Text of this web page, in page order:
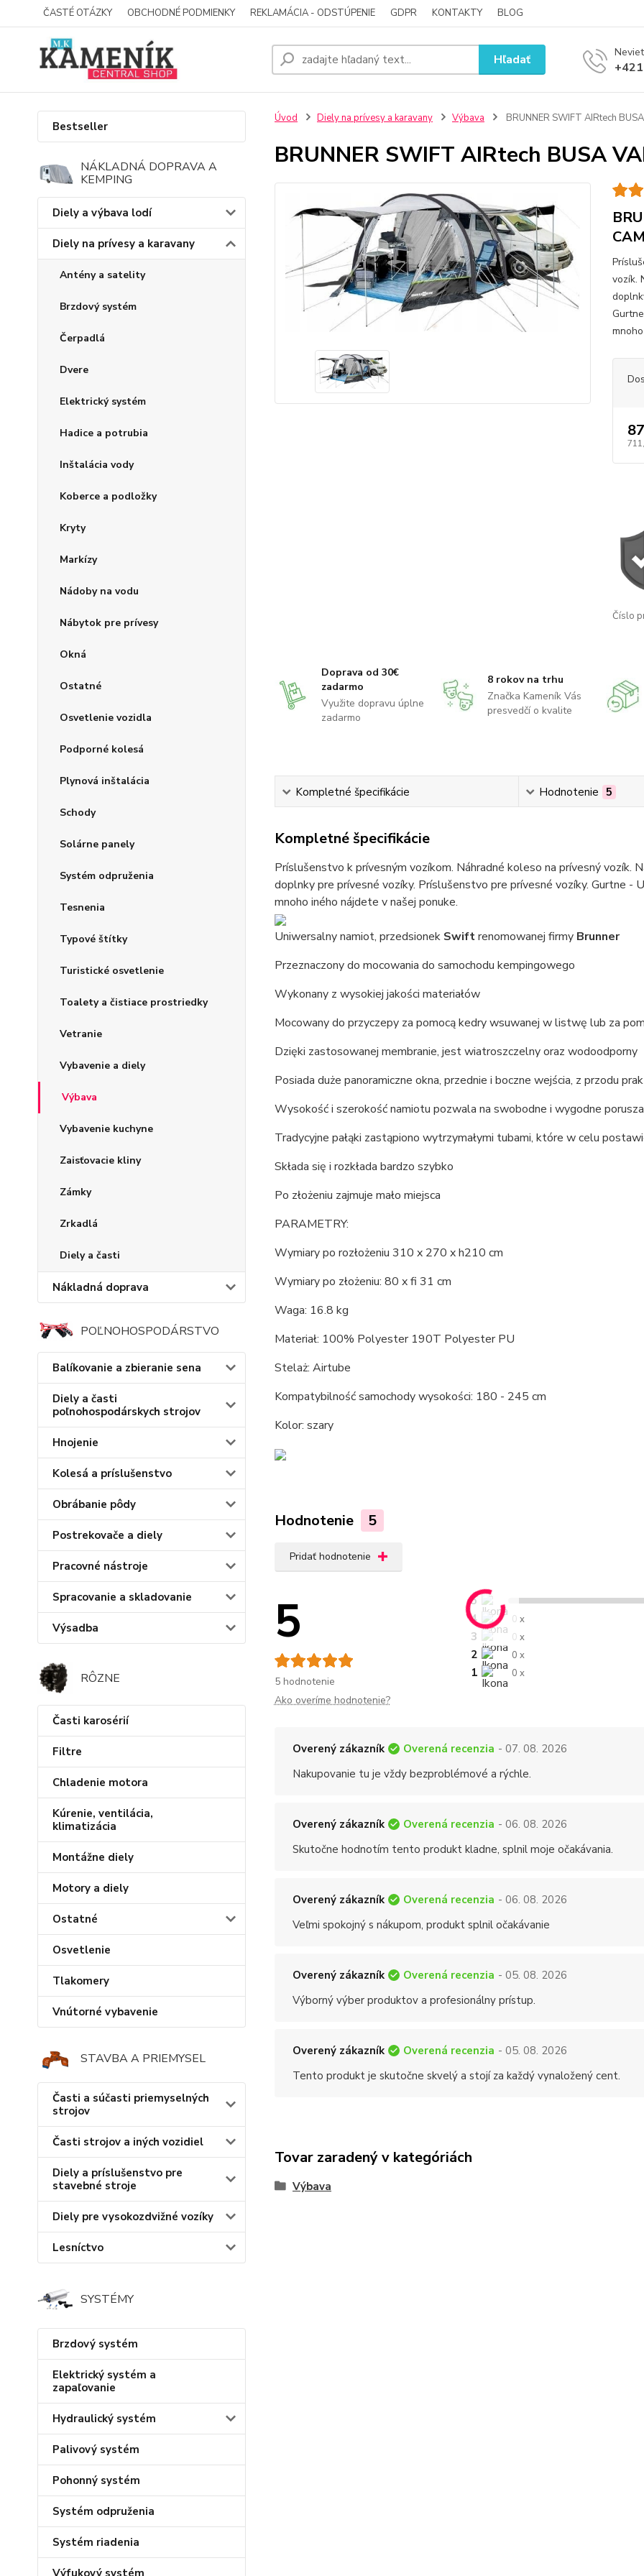
ČASTÉ OTÁZKY OBCHODNÉ PODMIENKY REKLAMÁCIA - ODSTÚPENIE GDPR KONTAKTY BLOG
Hľadať
Bestseller
NÁKLADNÁ DOPRAVA A
KEMPING
Diely a výbava lodí
Diely na prívesy a karavany
Antény a satelity
Brzdový systém
Čerpadlá
Dvere
Elektrický systém
Hadice a potrubia
Inštalácia vody
Koberce a podložky
Kryty
Markízy
Nádoby na vodu
Nábytok pre prívesy
Okná
Ostatné
Osvetlenie vozidla
Podporné kolesá
Plynová inštalácia
Schody
Solárne panely
Systém odpruženia
Tesnenia
Typové štítky
Turistické osvetlenie
Toalety a čistiace prostriedky
Vetranie
Vybavenie a diely
Výbava
Vybavenie kuchyne
Zaisťovacie kliny
Zámky
Zrkadlá
Diely a časti
Nákladná doprava
POĽNOHOSPODÁRSTVO
Balíkovanie a zbieranie sena
Diely a časti
poľnohospodárskych strojov
Hnojenie
Kolesá a príslušenstvo
Obrábanie pôdy
Postrekovače a diely
Pracovné nástroje
Spracovanie a skladovanie
Výsadba
RÔZNE
Časti karosérií
Filtre
Chladenie motora
Kúrenie, ventilácia,
klimatizácia
Montážne diely
Motory a diely
Ostatné
Osvetlenie
Tlakomery
Vnútorné vybavenie
STAVBA A PRIEMYSEL
Časti a súčasti priemyselných
strojov
Časti strojov a iných vozidiel
Diely a príslušenstvo pre
stavebné stroje
Diely pre vysokozdvižné vozíky
Lesníctvo
SYSTÉMY
Brzdový systém
Elektrický systém a
zapaľovanie
Hydraulický systém
Palivový systém
Pohonný systém
Systém odpruženia
Systém riadenia
Úvod Diely na prívesy a karavany Výbava BRUNNER SWIFT AIRtech
BRUNNER SWIFT AIRtech BUSA
vozík.
Číslo
Doprava od 30€
zadarmo
Využite dopravu úplne
zadarmo
8 rokov na trhu
Značka Kameník Vás
presvedčí o kvalite
Kompletné špecifikácie Hodnotenie 5
Kompletné špecifikácie
Príslušenstvo k prívesným vozíkom. Náhradné koleso na prívesný vozík.
doplnky pre prívesné vozíky. Príslušenstvo pre prívesné vozíky. Gurtne -
mnoho iného nájdete v našej ponuke.
Uniwersalny namiot, przedsionek Swiftrenomowanej firmy Brunner
Przeznaczony do mocowania do samochodu kempingowego
Wykonany z wysokiej jakości materiałów
Mocowany do przyczepy za pomocą kedry wsuwanej w listwę lub za
Dzięki zastosowanej membranie, jest wiatroszczelny oraz wodoodporny
Posiada duże panoramiczne okna, przednie i boczne wejścia, z przodu
Wysokość i szerokość namiotu pozwala na swobodne i wygodne
Tradycyjne pałąki zastąpiono wytrzymałymi tubami, które w celu
Składa się i rozkłada bardzo szybko
Po złożeniu zajmuje mało miejsca
PARAMETRY:
Wymiary po rozłożeniu 310 x 270 x h210 cm
Wymiary po złożeniu: 80 x fi 31 cm
Waga: 16.8 kg
Materiał: 100% Polyester 190T Polyester PU
Stelaż: Airtube
Kompatybilność samochody wysokości: 180 - 245 cm
Kolor: szary
Hodnotenie 5
Pridať hodnotenie
5
5 hodnotenie
5
4
0 x
3 0 x
2 0 x
1 0 x
Ako overíme hodnotenie?
Overený zákazník Overená recenzia - 07. 08. 2026
Nakupovanie tu je vždy bezproblémové a rýchle.
Overený zákazník Overená recenzia - 06. 08. 2026
Skutočne hodnotím tento produkt kladne, splnil moje očakávania.
Overený zákazník Overená recenzia - 06. 08. 2026
Veľmi spokojný s nákupom, produkt splnil očakávanie
Overený zákazník Overená recenzia - 05. 08. 2026
Výborný výber produktov a profesionálny prístup.
Overený zákazník Overená recenzia - 05. 08. 2026
Tento produkt je skutočne skvelý a stojí za každý vynaložený cent.
Tovar zaradený v kategóriách
Výbava